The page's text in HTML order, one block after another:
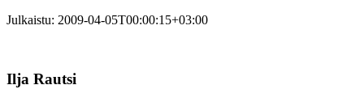
Julkaistu: 2009-04-05T00:00:15+03:00
Ilja Rautsi